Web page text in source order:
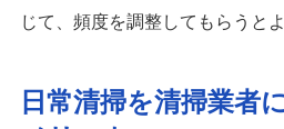
じて、頻度を調整してもらうと
日常清掃を清掃業者